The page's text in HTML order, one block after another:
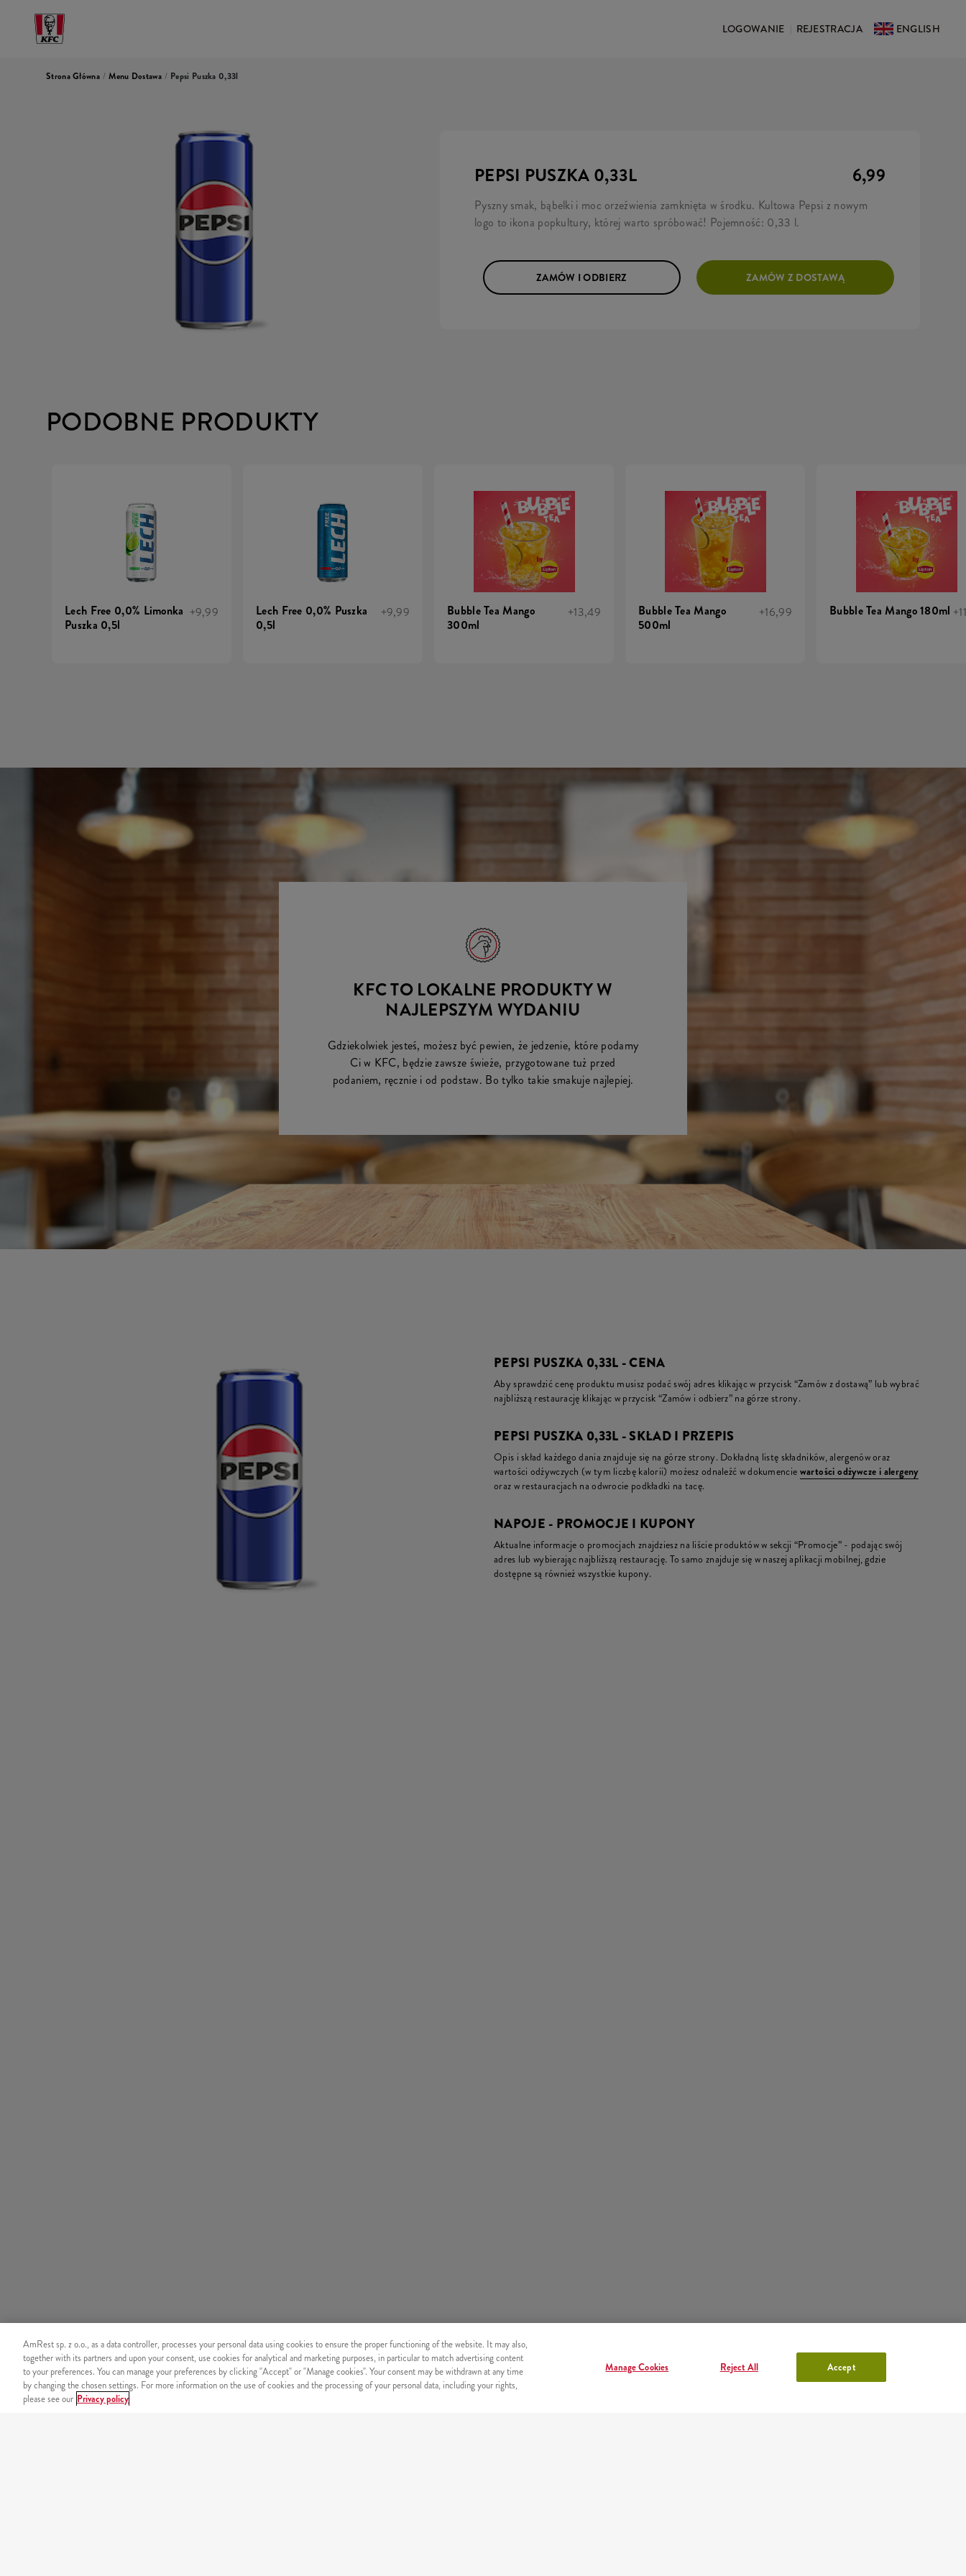
LOGOWANIE REJESTRACJA ENGLISH
Strona Główna / Menu Dostawa / Pepsi Puszka 0,33l
PEPSI PUSZKA 0,33L 6,99
Pyszny smak, bąbelki i moc orzeźwienia zamknięta w środku. Kultowa Pepsi z nowym
logo to ikona popkultury, której warto spróbować! Pojemność: 0,33 l.
ZAMÓW I ODBIERZ ZAMÓW Z DOSTAWĄ
PODOBNE PRODUKTY
Lech Free 0,0% Limonka
Puszka 0,5l
+9,99
Lech Free 0,0% Puszka
0,5l
+9,99
Bubble Tea Mango
300ml
+13,49
Bubble Tea Mango
500ml
+16,99 Bubble Tea Mango 180ml
KFC TO LOKALNE PRODUKTY W
NAJLEPSZYM WYDANIU
Gdziekolwiek jesteś, możesz być pewien, że jedzenie, które podamy
Ci w KFC, będzie zawsze świeże, przygotowane tuż przed
podaniem, ręcznie i od podstaw. Bo tylko takie smakuje najlepiej.
PEPSI PUSZKA 0,33L - CENA
Aby sprawdzić cenę produktu musisz podać swój adres klikając w przycisk “Zamów z dostawą” lub wybrać
najbliższą restaurację klikając w przycisk “Zamów i odbierz” na górze strony.
PEPSI PUSZKA 0,33L - SKŁAD I PRZEPIS
Opis i skład każdego dania znajduje się na górze strony. Dokładną listę składników, alergenów oraz
wartości odżywczych (w tym liczbę kalorii) możesz odnaleźć w dokumencie wartości odżywcze i alergeny
oraz w restauracjach na odwrocie podkładki na tacę.
NAPOJE - PROMOCJE I KUPONY
Aktualne informacje o promocjach znajdziesz na liście produktów w sekcji “Promocje” - podając swój
adres lub wybierając najbliższą restaurację. To samo znajduje się w naszej aplikacji mobilnej, gdzie
dostępne są również wszystkie kupony.
AmRest sp. z o.o., as a data controller, processes your personal data using cookies to ensure the proper functioning of the website. It may also,
together with its partners and upon your consent, use cookies for analytical and marketing purposes, in particular to match advertising content
to your preferences. You can manage your preferences by clicking "Accept" or "Manage cookies". Your consent may be withdrawn at any time
by changing the chosen settings. For more information on the use of cookies and the processing of your personal data, including your rights,
please see our Privacy policy
Manage Cookies Reject All Accept